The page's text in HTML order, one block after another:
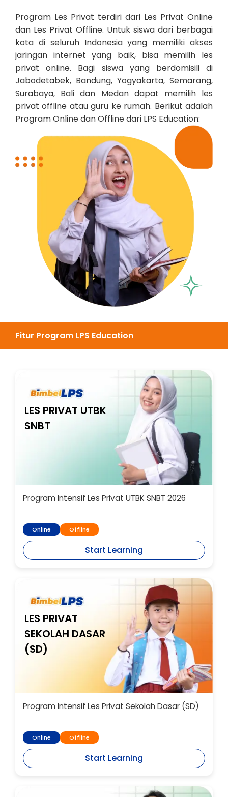
Program Les Privat terdiri dari Les Privat Online
dan Les Privat Offline. Untuk siswa dari berbagai
kota di seluruh Indonesia yang memiliki akses
jaringan internet yang baik, bisa memilih les
privat online. Bagi siswa yang berdomisili di
Jabodetabek, Bandung, Yogyakarta, Semarang,
Surabaya, Bali dan Medan dapat memilih les
privat offline atau guru ke rumah. Berikut adalah
Program Online dan Offline dari LPS Education:
Fitur Program LPS Education
LES PRIVAT UTBK
SNBT
Program Intensif Les Privat UTBK SNBT 2026
Online Offline
Start Learning
LES PRIVAT
SEKOLAH DASAR
(SD)
Program Intensif Les Privat Sekolah Dasar (SD)
Online Offline
Start Learning